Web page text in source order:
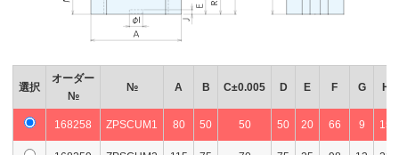
選択
オーダー
№
№ A B C±0.005 D E F G H
168258 ZPSCUM1 80 50 50 50 20 66 9 15